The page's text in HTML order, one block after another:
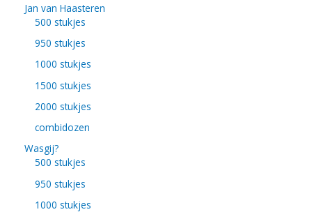
Jan van Haasteren
500 stukjes
950 stukjes
1000 stukjes
1500 stukjes
2000 stukjes
combidozen
Wasgij?
500 stukjes
950 stukjes
1000 stukjes